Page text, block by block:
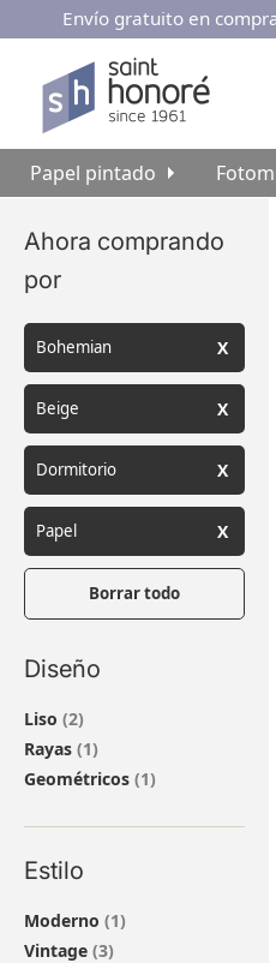
Ir
contenido
Envío gratuito en
Papel pintado
Ahora comprando
por
Bohemian
Beige
Dormitorio
Papel
Borrar todo
Diseño
Liso 2artículos
Rayas 1artículo
Geométricos 1artículo
Estilo
Moderno 1artículo
Vintage 3artículos